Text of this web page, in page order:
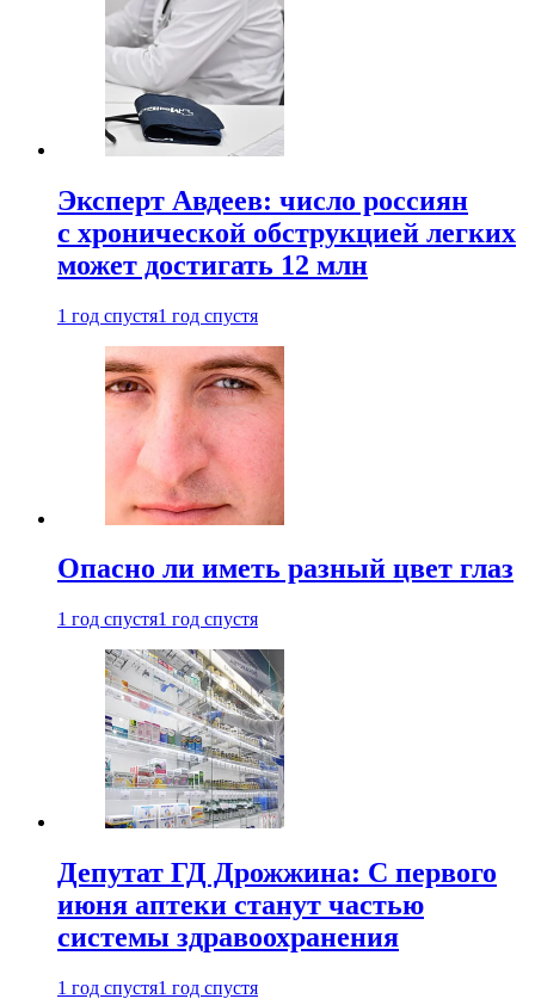
Эксперт Авдеев: число россиян
с хронической обструкцией легких
может достигать 12 млн
1 год спустя1 год спустя
Опасно ли иметь разный цвет глаз
1 год спустя1 год спустя
Депутат ГД Дрожжина: С первого
июня аптеки станут частью
системы здравоохранения
1 год спустя1 год спустя